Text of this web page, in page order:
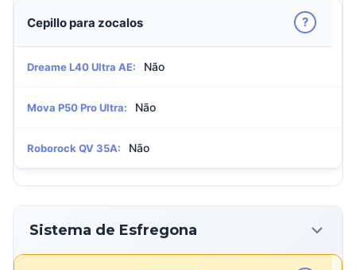
Cepillo para zocalos ?
Dreame L40 Ultra AE: Não
Mova P50 Pro Ultra: Não
Roborock QV 35A: Não
Sistema de Esfregona